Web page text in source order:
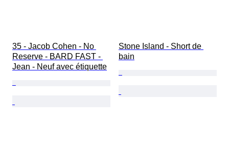
35 - Jacob Cohen - No
Reserve - BARD FAST -
Jean - Neuf avec étiquette
Stone Island - Short de
bain